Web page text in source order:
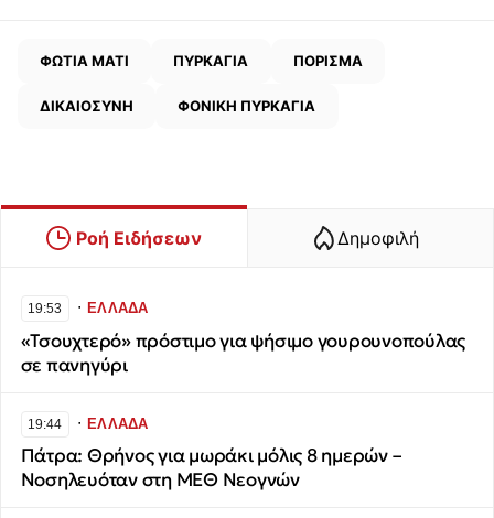
ΦΩΤΙΑ ΜΑΤΙ ΠΥΡΚΑΓΙΑ ΠΟΡΙΣΜΑ
ΔΙΚΑΙΟΣΥΝΗ ΦΟΝΙΚΗ ΠΥΡΚΑΓΙΑ
Ροή Ειδήσεων Δημοφιλή
19:53 ∙ΕΛΛΑΔΑ
«Τσουχτερό» πρόστιμο για ψήσιμο γουρουνοπούλας
σε πανηγύρι
19:44 ∙ΕΛΛΑΔΑ
Πάτρα: Θρήνος για μωράκι μόλις 8 ημερών –
Νοσηλευόταν στη ΜΕΘ Νεογνών